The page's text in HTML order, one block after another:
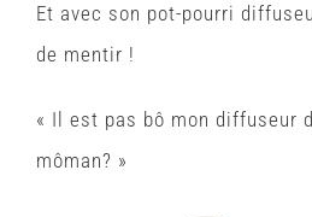
Et avec son pot-pourri
de mentir !
« Il est pas bô mon diffuseur
môman? »